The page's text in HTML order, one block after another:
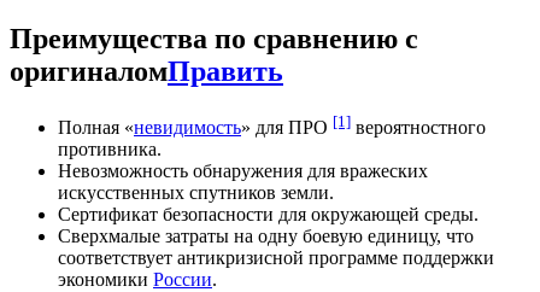
Преимущества по сравнению с
оригиналомПравить
Полная «невидимость» для ПРО [1] вероятностного
противника.
Невозможность обнаружения для вражеских
искусственных спутников земли.
Сертификат безопасности для окружающей среды.
Сверхмалые затраты на одну боевую единицу, что
соответствует антикризисной программе поддержки
экономики России.